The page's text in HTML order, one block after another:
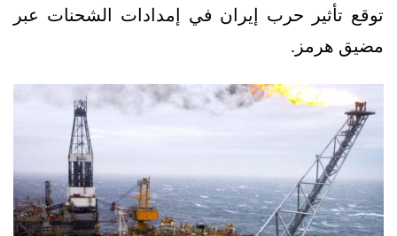
توقع تأثير حرب إيران في إمدادات الشحنات عبر
مضيق هرمز.